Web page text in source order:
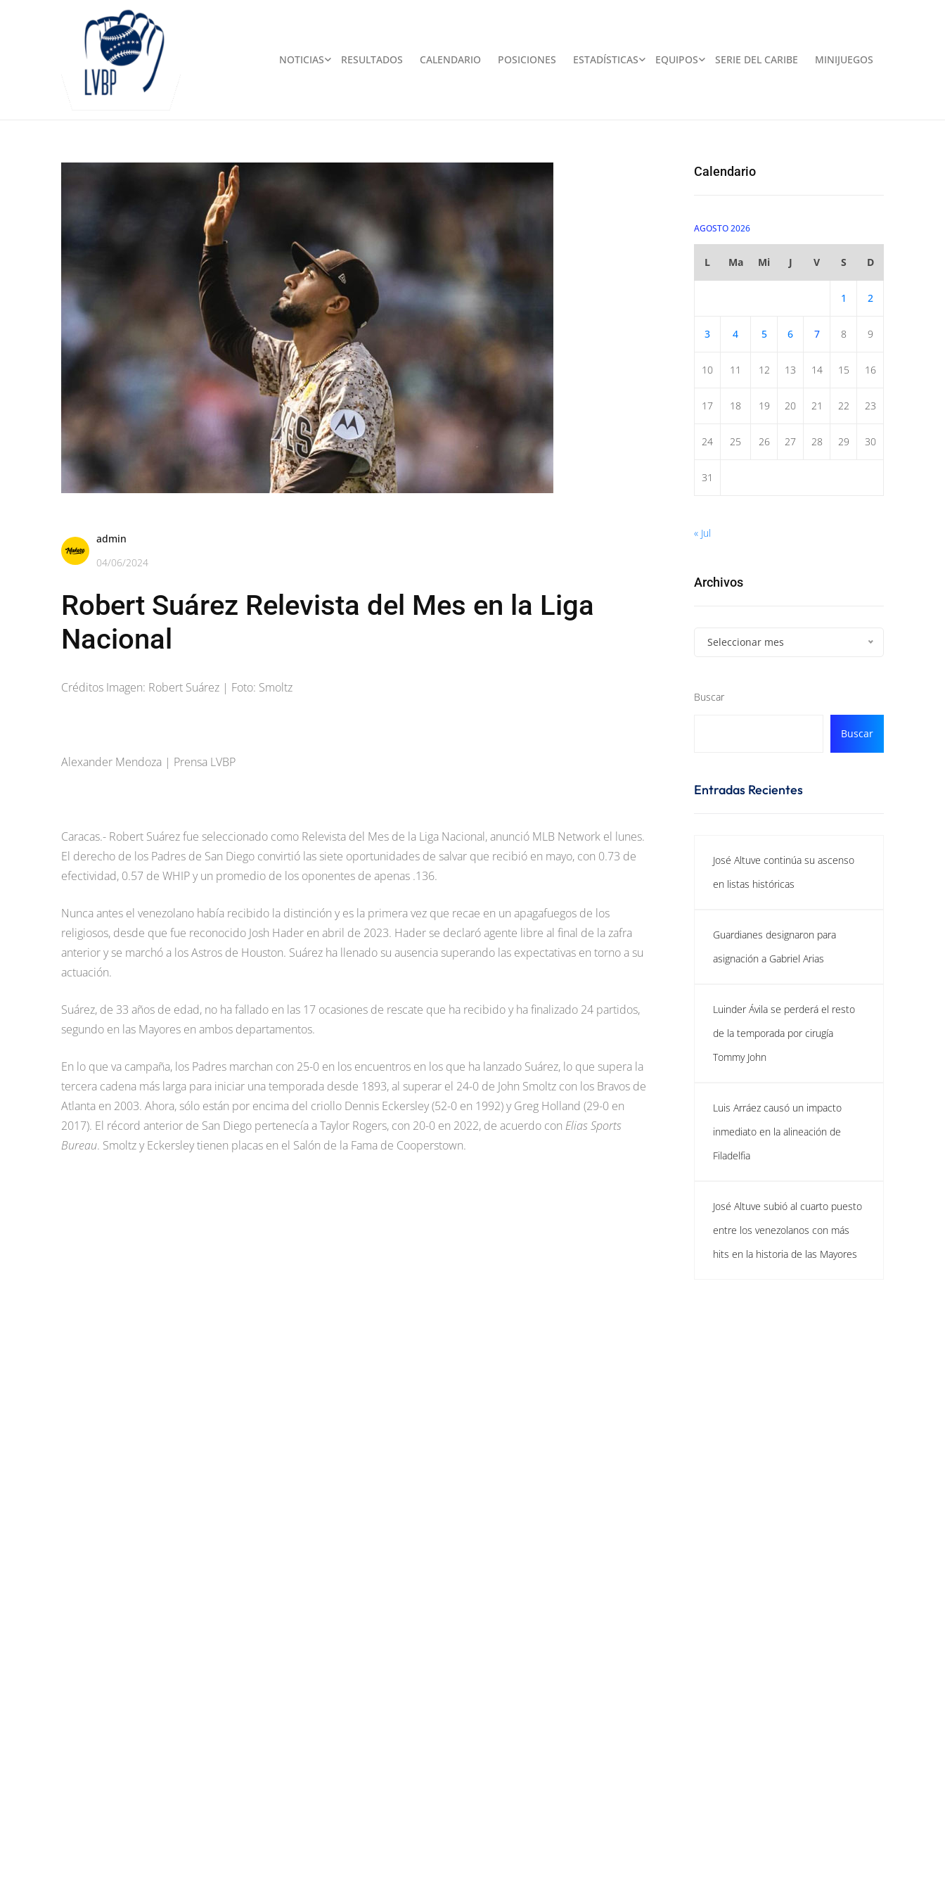
NOTICIAS RESULTADOS CALENDARIO POSICIONES ESTADÍSTICAS EQUIPOS SERIE DEL CARIBE MINIJUEGOS
admin
04/06/2024
Robert Suárez Relevista del Mes en la Liga
Nacional
Créditos Imagen: Robert Suárez | Foto: Smoltz
Alexander Mendoza | Prensa LVBP
Caracas.- Robert Suárez fue seleccionado como Relevista del Mes de la Liga Nacional, anunció MLB Network el lunes.
El derecho de los Padres de San Diego convirtió las siete oportunidades de salvar que recibió en mayo, con 0.73 de
efectividad, 0.57 de WHIP y un promedio de los oponentes de apenas .136.
Nunca antes el venezolano había recibido la distinción y es la primera vez que recae en un apagafuegos de los
religiosos, desde que fue reconocido Josh Hader en abril de 2023. Hader se declaró agente libre al final de la zafra
anterior y se marchó a los Astros de Houston. Suárez ha llenado su ausencia superando las expectativas en torno a su
actuación.
Suárez, de 33 años de edad, no ha fallado en las 17 ocasiones de rescate que ha recibido y ha finalizado 24 partidos,
segundo en las Mayores en ambos departamentos.
En lo que va campaña, los Padres marchan con 25-0 en los encuentros en los que ha lanzado Suárez, lo que supera la
tercera cadena más larga para iniciar una temporada desde 1893, al superar el 24-0 de John Smoltz con los Bravos de
Atlanta en 2003. Ahora, sólo están por encima del criollo Dennis Eckersley (52-0 en 1992) y Greg Holland (29-0 en
2017). El récord anterior de San Diego pertenecía a Taylor Rogers, con 20-0 en 2022, de acuerdo con Elias Sports
Bureau. Smoltz y Eckersley tienen placas en el Salón de la Fama de Cooperstown.
Calendario
AGOSTO 2026
L Ma Mi J V S D
1 2
3 4 5 6 7 8 9
10 11 12 13 14 15 16
17 18 19 20 21 22 23
24 25 26 27 28 29 30
31
« Jul
Archivos
Seleccionar mes
Buscar
Buscar
Entradas Recientes
José Altuve continúa su ascenso
en listas históricas
Guardianes designaron para
asignación a Gabriel Arias
Luinder Ávila se perderá el resto
de la temporada por cirugía
Tommy John
Luis Arráez causó un impacto
inmediato en la alineación de
Filadelfia
José Altuve subió al cuarto puesto
entre los venezolanos con más
hits en la historia de las Mayores